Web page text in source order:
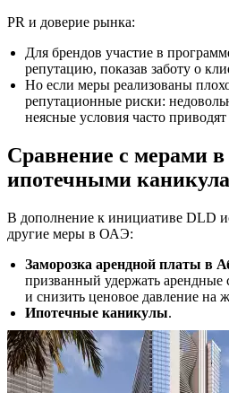
PR и доверие рынка:
Для брендов участие в
репутацию, показав заботу о
Но если меры реализованы
репутационные риски:
неясные условия часто
Сравнение с мерами
ипотечными
В дополнение к инициативе DLD
другие меры в ОАЭ:
Заморозка арендной платы в
призванный удержать арендные
и снизить ценовое давление на
Ипотечные каникулы.